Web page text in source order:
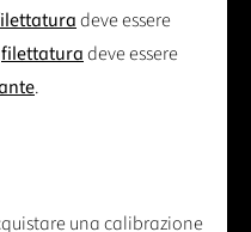
deve essere
filettaturadeve essere
.
una calibrazione